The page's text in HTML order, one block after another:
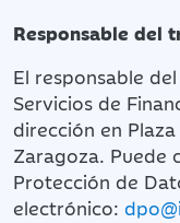
Responsable del
El responsable
Servicios de
dirección en
Zaragoza. Puede
Protección de
electrónico: